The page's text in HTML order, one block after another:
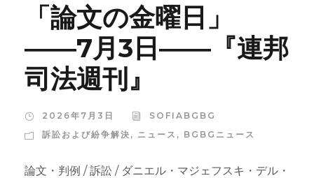
「論文の金曜日」
――7月3日――『連邦
司法週刊』
2026年7月3日
SOFIABGBG
訴訟および紛争解決 , ニュース , BGBGニュース
論文・判例 / 訴訟 / ダニエル・マジェフスキ・デル・